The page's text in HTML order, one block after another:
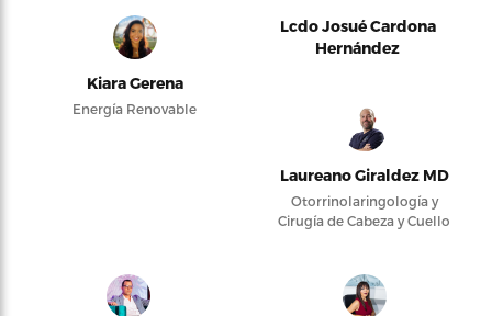
Kiara Gerena
Energía Renovable
Lcdo Josué Cardona
Hernández
Laureano Giraldez MD
Otorrinolaringología y
Cirugía de Cabeza y Cuello